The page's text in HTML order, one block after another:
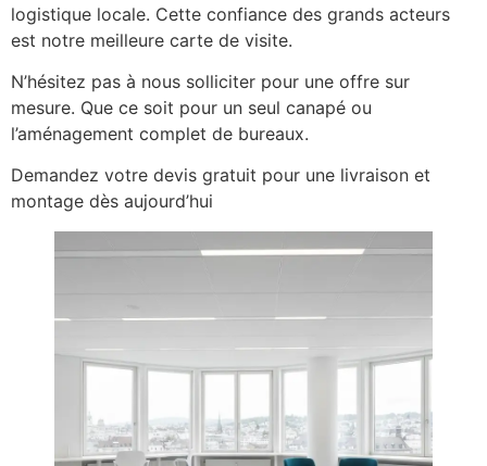
logistique locale. Cette confiance des grands acteurs
est notre meilleure carte de visite.
N’hésitez pas à nous solliciter pour une offre sur
mesure. Que ce soit pour un seul canapé ou
l’aménagement complet de bureaux.
Demandez votre devis gratuit pour une livraison et
montage dès aujourd’hui